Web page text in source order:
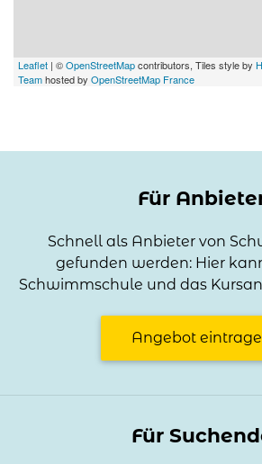
Leaflet | ©OpenStreetMapcontributors, Tiles style by
Teamhosted by OpenStreetMap France
Für
Schnell als Anbieter von
gefunden werden: Hier
Schwimmschule und das
Angebot
Für